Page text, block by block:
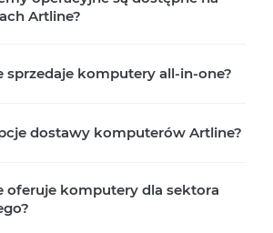
Artline?
sprzedaje komputery all-in-one?
dostawy komputerów Artline?
oferuje komputery dla sektora